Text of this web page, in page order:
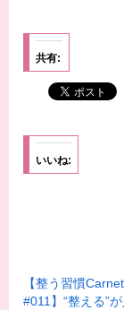
共有:
いいね:
【整う習慣Carnet
#011】“整える”